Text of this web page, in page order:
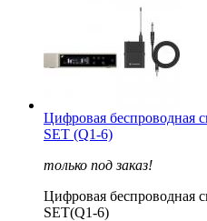
Цифровая беспроводная
SET (Q1-6)
только под заказ!
Цифровая беспроводная
SET(Q1-6)